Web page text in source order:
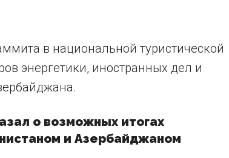
в национальной туристической
энергетики, иностранных дел и
о возможных итогах
и Азербайджаном